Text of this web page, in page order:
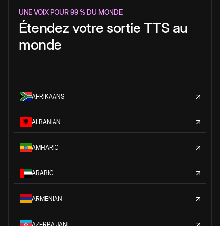
UNE VOIX POUR 99 % DU MONDE
Étendez votre sortie TTS au
monde
AFRIKAANS
ALBANIAN
AMHARIC
ARABIC
ARMENIAN
AZERBAIJANI